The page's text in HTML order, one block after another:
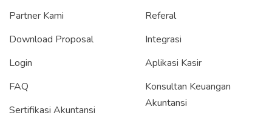
Partner Kami
Download Proposal
Login
FAQ
Sertifikasi Akuntansi
Referal
Integrasi
Aplikasi Kasir
Konsultan Keuangan
Akuntansi